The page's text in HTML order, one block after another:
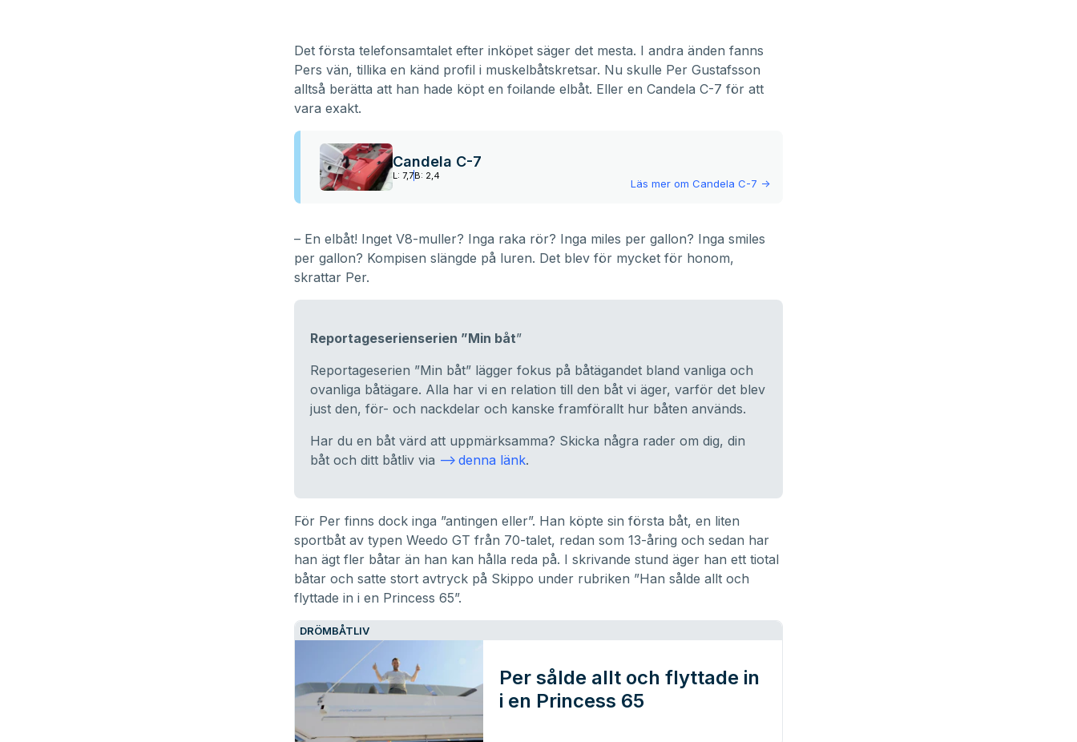
Det första telefonsamtalet efter inköpet säger det mesta. I andra änden fanns
Pers vän, tillika en känd profil i muskelbåtskretsar. Nu skulle Per Gustafsson
alltså berätta att han hade köpt en foilande elbåt. Eller en Candela C-7 för att
vara exakt.
Candela C-7
L: 7,7B: 2,4
Läs mer om Candela C-7 ->
– En elbåt! Inget V8-muller? Inga raka rör? Inga miles per gallon? Inga smiles
per gallon? Kompisen slängde på luren. Det blev för mycket för honom,
skrattar Per.
Reportageserienserien ”Min båt”
Reportageserien ”Min båt” lägger fokus på båtägandet bland vanliga och
ovanliga båtägare. Alla har vi en relation till den båt vi äger, varför det blev
just den, för- och nackdelar och kanske framförallt hur båten används.
Har du en båt värd att uppmärksamma? Skicka några rader om dig, din
båt och ditt båtliv via
denna länk.
För Per finns dock inga ”antingen eller”. Han köpte sin första båt, en liten
sportbåt av typen Weedo GT från 70-talet, redan som 13-åring och sedan har
han ägt fler båtar än han kan hålla reda på. I skrivande stund äger han ett tiotal
båtar och satte stort avtryck på Skippo under rubriken ”Han sålde allt och
flyttade in i en Princess 65”.
DRÖMBÅTLIV
Per sålde allt och flyttade in
i en Princess 65